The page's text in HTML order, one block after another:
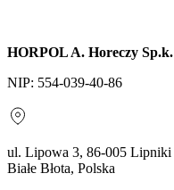
HORPOL A. Horeczy Sp.k.
NIP: 554-039-40-86
ul. Lipowa 3, 86-005 Lipniki
Białe Błota, Polska